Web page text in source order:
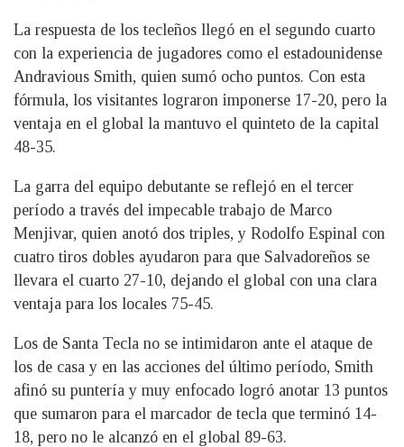
La respuesta de los tecleños llegó en el segundo cuarto
con la experiencia de jugadores como el estadounidense
Andravious Smith, quien sumó ocho puntos. Con esta
fórmula, los visitantes lograron imponerse 17-20, pero la
ventaja en el global la mantuvo el quinteto de la capital
48-35.
La garra del equipo debutante se reflejó en el tercer
período a través del impecable trabajo de Marco
Menjivar, quien anotó dos triples, y Rodolfo Espinal con
cuatro tiros dobles ayudaron para que Salvadoreños se
llevara el cuarto 27-10, dejando el global con una clara
ventaja para los locales 75-45.
Los de Santa Tecla no se intimidaron ante el ataque de
los de casa y en las acciones del último período, Smith
afinó su puntería y muy enfocado logró anotar 13 puntos
que sumaron para el marcador de tecla que terminó 14-
18, pero no le alcanzó en el global 89-63.